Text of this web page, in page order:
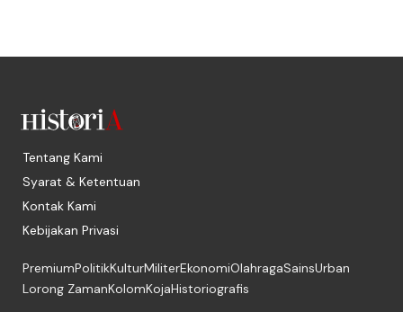
Tentang Kami
Syarat & Ketentuan
Kontak Kami
Kebijakan Privasi
PremiumPolitikKulturMiliterEkonomiOlahragaSainsUrban
Lorong ZamanKolomKojaHistoriografis